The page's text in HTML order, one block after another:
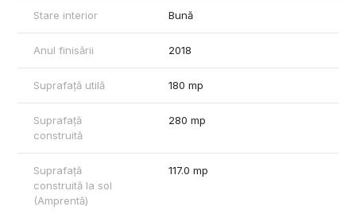
Stare interior Bună
Anul finisării 2018
Suprafață utilă 180 mp
Suprafață
construită
280 mp
Suprafață
construită la sol
(Amprentă)
117.0 mp